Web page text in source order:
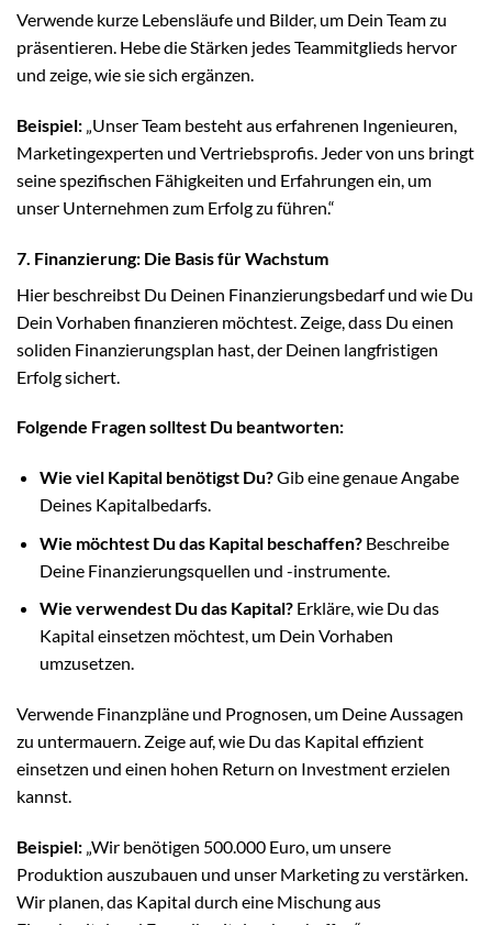
Verwende kurze Lebensläufe und Bilder, um Dein Team zu
präsentieren. Hebe die Stärken jedes Teammitglieds hervor
und zeige, wie sie sich ergänzen.
Beispiel: „Unser Team besteht aus erfahrenen Ingenieuren,
Marketingexperten und Vertriebsprofis. Jeder von uns bringt
seine spezifischen Fähigkeiten und Erfahrungen ein, um
unser Unternehmen zum Erfolg zu führen.“
7. Finanzierung: Die Basis für Wachstum
Hier beschreibst Du Deinen Finanzierungsbedarf und wie Du
Dein Vorhaben finanzieren möchtest. Zeige, dass Du einen
soliden Finanzierungsplan hast, der Deinen langfristigen
Erfolg sichert.
Folgende Fragen solltest Du beantworten:
Wie viel Kapital benötigst Du?Gib eine genaue Angabe
Deines Kapitalbedarfs.
Wie möchtest Du das Kapital beschaffen?Beschreibe
Deine Finanzierungsquellen und -instrumente.
Wie verwendest Du das Kapital?Erkläre, wie Du das
Kapital einsetzen möchtest, um Dein Vorhaben
umzusetzen.
Verwende Finanzpläne und Prognosen, um Deine Aussagen
zu untermauern. Zeige auf, wie Du das Kapital effizient
einsetzen und einen hohen Return on Investment erzielen
kannst.
Beispiel: „Wir benötigen 500.000 Euro, um unsere
Produktion auszubauen und unser Marketing zu verstärken.
Wir planen, das Kapital durch eine Mischung aus